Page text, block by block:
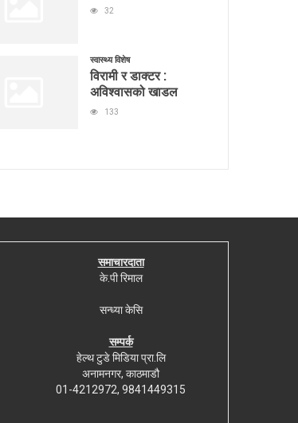
32
स्वास्थ्य विशेष
विरामी र डाक्टर :
अविश्वासको खाडल
133
समाचारदाता
के.पी रिमाल
सन्ध्या केसि
सम्पर्क
हेल्थ टुडे मिडिया प्रा.लि
अनामनगर, काठमाडौ
01-4212972, 9841449315